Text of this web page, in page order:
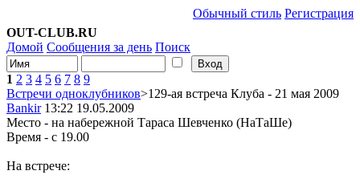
Обычный стиль Регистрация
OUT-CLUB.RU
Домой Сообщения за день Поиск
1 2 3 4 5 6 7 8 9
Встречи одноклубников>129-ая встреча Клуба - 21 мая 2009
Bankir13:22 19.05.2009
Место - на набережной Тараса Шевченко (НаТаШе)
Время - с 19.00
На встрече: